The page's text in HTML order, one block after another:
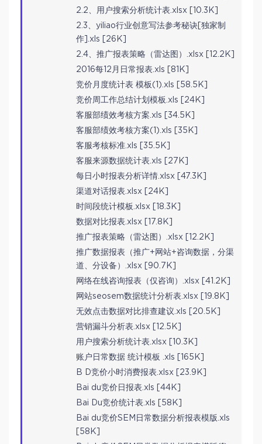
2.2、用户搜索分析统计表.xlsx [10.3K]
2.3、yiliao行业创意写法参考秘诀[独家制
作].xls [26K]
2.4、推广报表策略（雷达图）.xlsx [12.2K]
2016每12月日常报表.xls [81K]
竞价月度统计表 模板(1).xls [58.5K]
竞价周工作总结计划模板.xls [24K]
客服部绩效考核方案.xls [34.5K]
客服部绩效考核方案(1).xls [35K]
客服考核标准.xls [35.5K]
客服来源数据统计表.xls [27K]
每日小时报表分析详情.xlsx [47.3K]
渠道对话报表.xlsx [24K]
时间段统计模板.xlsx [18.3K]
数据对比报表.xlsx [17.8K]
推广报表策略（雷达图）.xlsx [12.2K]
推广数据报表（推广+网站+咨询数据，分渠
道、分设备）.xlsx [90.7K]
网络在线咨询报表（仅咨询）.xlsx [41.2K]
网站seosem数据统计分析表.xlsx [19.8K]
无效点击数据对比排查建议.xls [20.5K]
营销漏斗分析表.xlsx [12.5K]
用户搜索分析统计表.xlsx [10.3K]
账户日常数据 统计模板 .xls [165K]
B D竞价小时消费报表.xlsx [23.9K]
Bai du竞价日报表.xls [44K]
Bai Du竞价统计表.xls [58K]
Bai du竞价SEM日常数据分析报表模版.xls
[58K]